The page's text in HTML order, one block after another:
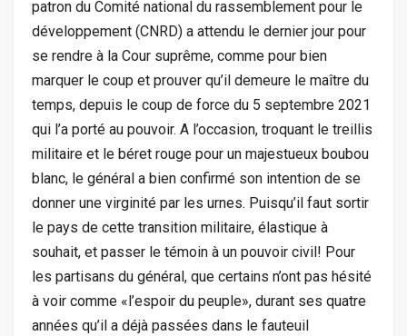
patron du Comité national du rassemblement pour le
développement (CNRD) a attendu le dernier jour pour
se rendre à la Cour suprême, comme pour bien
marquer le coup et prouver qu’il demeure le maître du
temps, depuis le coup de force du 5 septembre 2021
qui l’a porté au pouvoir. A l’occasion, troquant le treillis
militaire et le béret rouge pour un majestueux boubou
blanc, le général a bien confirmé son intention de se
donner une virginité par les urnes. Puisqu’il faut sortir
le pays de cette transition militaire, élastique à
souhait, et passer le témoin à un pouvoir civil! Pour
les partisans du général, que certains n’ont pas hésité
à voir comme «l’espoir du peuple», durant ses quatre
années qu’il a déjà passées dans le fauteuil